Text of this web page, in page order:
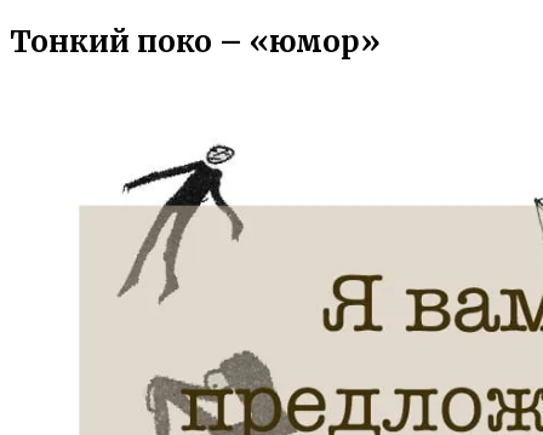
Тонкий поко – «юмор»